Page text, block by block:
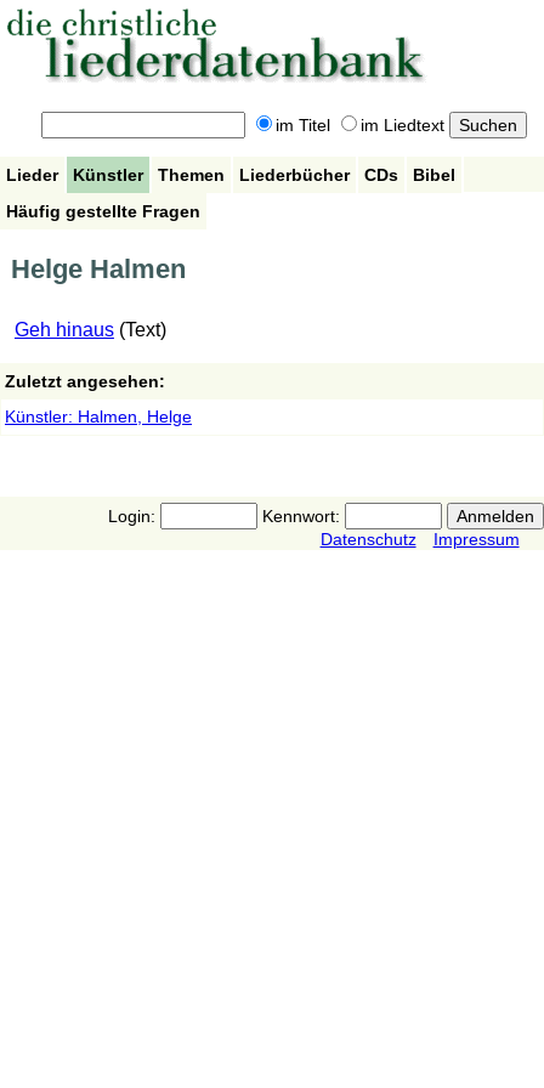
im Titel im Liedtext
Lieder Künstler Themen Liederbücher CDs
Bibel
Häufig gestellte Fragen
Helge Halmen
Geh hinaus (Text)
Zuletzt angesehen:
Künstler: Halmen, Helge
Login:
Kennwort:
Datenschutz
Impressum